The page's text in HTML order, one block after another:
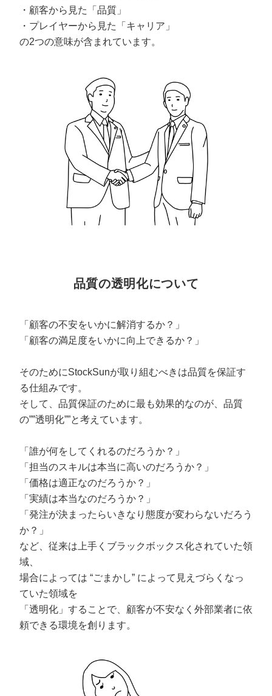
・顧客から見た「品質」
・プレイヤーから見た「キャリア」
の2つの意味が含まれています。
品質の透明化について
「顧客の不安をいかに解消するか？」
「顧客の満足度をいかに向上できるか？」
そのためにStockSunが取り組むべきは品質を保証す
る仕組みです。
そして、品質保証のために最も効果的なのが、品質
の””透明化””と考えています。
「誰が何をしてくれるのだろうか？」
「担当のスキルは本当に高いのだろうか？」
「価格は適正なのだろうか？」
「実績は本当なのだろうか？」
「発注が決まったらいきなり態度が変わらないだろう
か？」
など、従来は上手くブラックボックス化されていた領
域、
場合によっては “ごまかし” によって見えづらくなっ
ていた領域を
「透明化」することで、顧客が不安なく外部業者に依
頼できる環境を創ります。